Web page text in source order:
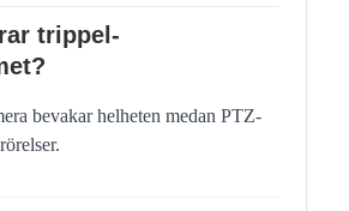
trippel-
bevakar helheten medan PTZ-